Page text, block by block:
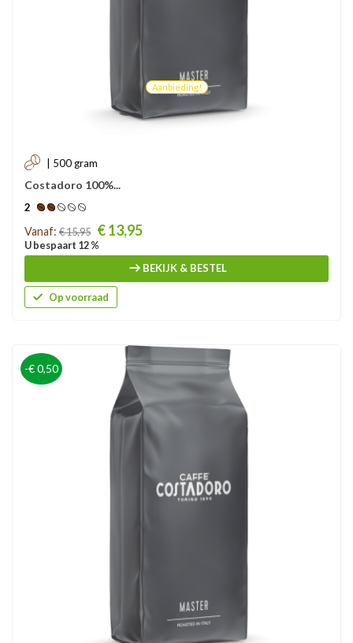
Aanbieding!
| 500 gram
Costadoro 100%...
2
Prijs
Vanaf: € 15,95 € 13,95
U bespaart 12 %
BEKIJK & BESTEL
Op voorraad
-€ 0,50